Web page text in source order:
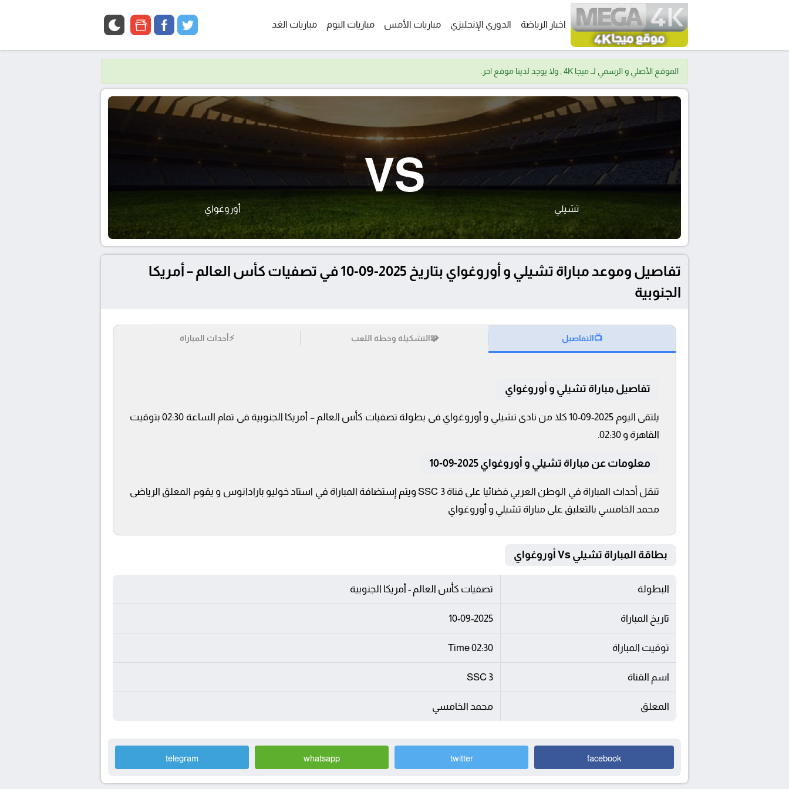
اخبار الرياضة الدوري الإنجليزي مباريات الأمس مباريات اليوم مباريات الغد twitter
facebook
google
الموقع الأصلي و الرسمي لــ ميجا 4K , ولا يوجد لدينا موقع اخر.
تشيلي
VS
أوروغواي
تفاصيل وموعد مباراة تشيلي و أوروغواي بتاريخ 2025-09-10 في تصفيات كأس العالم – أمريكا
الجنوبية
📺التفاصيل 🧩التشكيلة وخطة اللعب ⚡أحداث المباراة
تفاصيل مباراة تشيلي و أوروغواي
يلتقى اليوم 2025-09-10 كلا من نادى تشيلي و أوروغواي فى بطولة تصفيات كأس العالم – أمريكا الجنوبية فى تمام الساعة 02:30 بتوقيت
القاهرة و 02:30.
معلومات عن مباراة تشيلي و أوروغواي 2025-09-10
تنقل أحداث المباراة في الوطن العربي فضائيا على قناة SSC 3 ويتم إستضافة المباراة في استاد خوليو بارادانوس و يقوم المعلق الرياضى
محمد الخامسي بالتعليق على مباراة تشيلي و أوروغواي
بطاقة المباراة تشيلي Vs أوروغواي
البطولة تصفيات كأس العالم - أمريكا الجنوبية
تاريخ المباراة 10-09-2025
توقيت المباراة 02:30 Time
اسم القناة SSC 3
المعلق محمد الخامسي
facebook
twitter
whatsapp
telegram